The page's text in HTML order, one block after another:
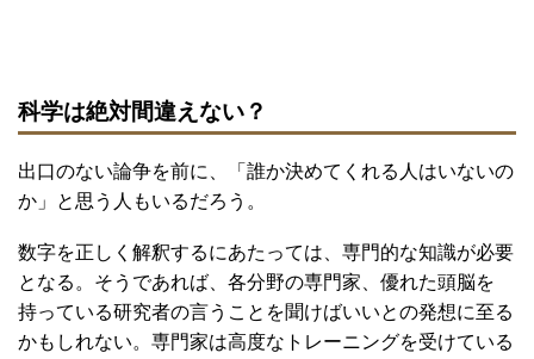
科学は絶対間違えない？
出口のない論争を前に、「誰か決めてくれる人はいないの
か」と思う人もいるだろう。
数字を正しく解釈するにあたっては、専門的な知識が必要
となる。そうであれば、各分野の専門家、優れた頭脳を
持っている研究者の言うことを聞けばいいとの発想に至る
かもしれない。専門家は高度なトレーニングを受けている